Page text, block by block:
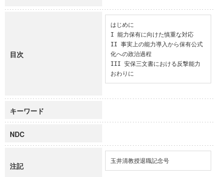
目次
はじめに
I 能力保有に向けた慎重な対応
II 事実上の能力導入から保有公式
化への政治過程
III 安保三文書における反撃能力
おわりに
キーワード
NDC
注記
玉井清教授退職記念号